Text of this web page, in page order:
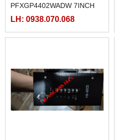
PFXGP4402WADW 7INCH
LH: 0938.070.068